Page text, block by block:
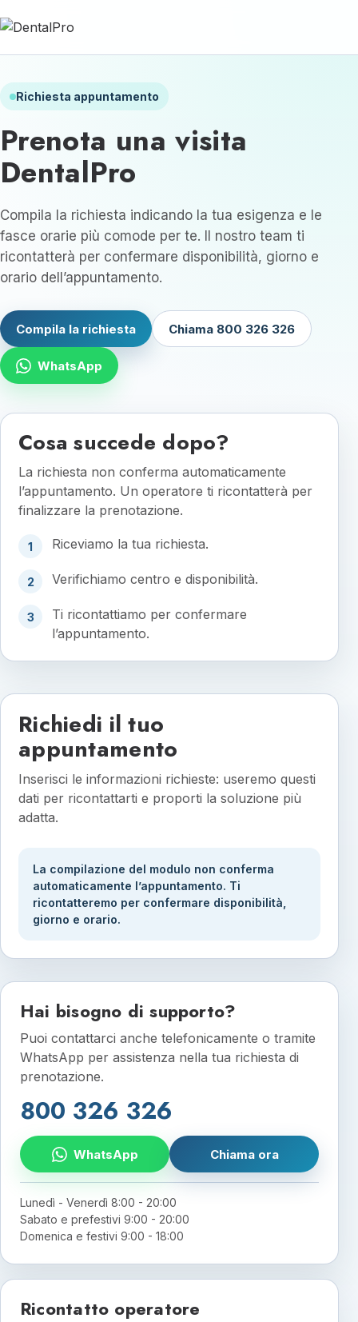
Richiesta appuntamento
Prenota una visita
DentalPro
Compila la richiesta indicando la tua esigenza e le
fasce orarie più comode per te. Il nostro team ti
ricontatterà per confermare disponibilità, giorno e
orario dell’appuntamento.
Compila la richiesta Chiama 800 326 326
WhatsApp
Cosa succede dopo?
La richiesta non conferma automaticamente
l’appuntamento. Un operatore ti ricontatterà per
finalizzare la prenotazione.
1 Riceviamo la tua richiesta.
2 Verifichiamo centro e disponibilità.
3
Ti ricontattiamo per confermare
l’appuntamento.
Richiedi il tuo
appuntamento
Inserisci le informazioni richieste: useremo questi
dati per ricontattarti e proporti la soluzione più
adatta.
La compilazione del modulo non conferma
automaticamente l’appuntamento. Ti
ricontatteremo per confermare disponibilità,
giorno e orario.
Hai bisogno di supporto?
Puoi contattarci anche telefonicamente o tramite
WhatsApp per assistenza nella tua richiesta di
prenotazione.
800 326 326
WhatsApp Chiama ora
Lunedì - Venerdì 8:00 - 20:00
Sabato e prefestivi 9:00 - 20:00
Domenica e festivi 9:00 - 18:00
Ricontatto operatore